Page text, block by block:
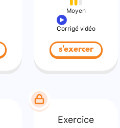
Moyen
Corrigé vidéo
s'exercer
Exercice